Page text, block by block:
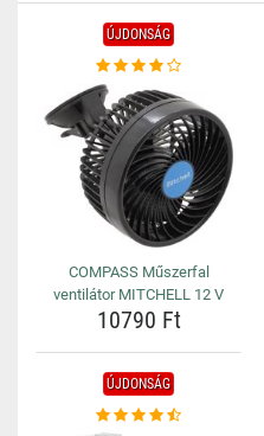
ÚJDONSÁG
COMPASS Műszerfal
ventilátor MITCHELL 12 V
10790 Ft
ÚJDONSÁG